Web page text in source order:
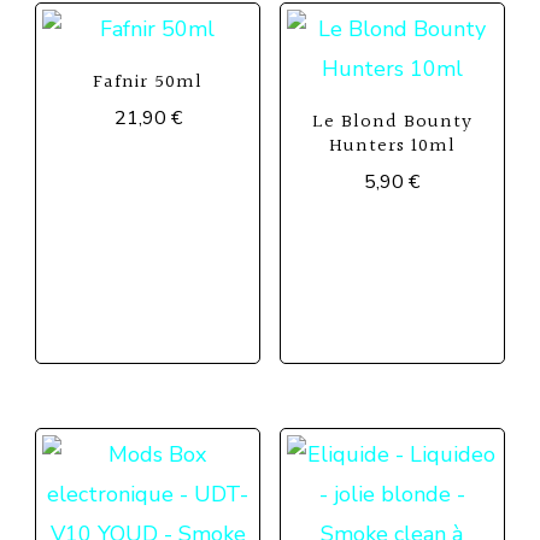
Fafnir 50ml
21,90 €
Le Blond Bounty
Hunters 10ml
5,90€
Les
options
peuvent